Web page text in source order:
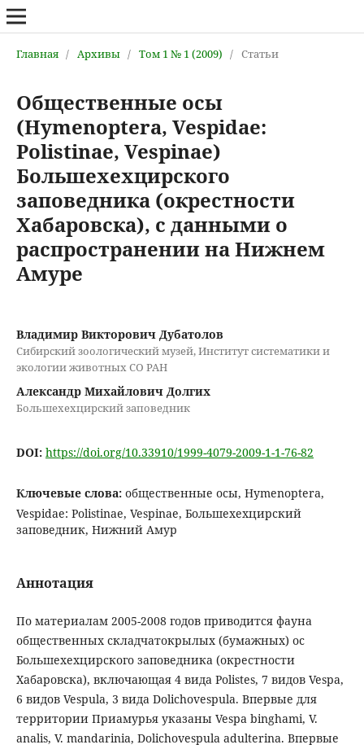
Главная / Архивы / Том 1 № 1 (2009) / Статьи
Общественные осы
(Hymenoptera, Vespidae:
Polistinae, Vespinae)
Большехехцирского
заповедника (окрестности
Хабаровска), с данными о
распространении на Нижнем
Амуре
Владимир Викторович Дубатолов
Сибирский зоологический музей, Институт систематики и
экологии животных СО РАН
Александр Михайлович Долгих
Большехехцирский заповедник
DOI: https://doi.org/10.33910/1999-4079-2009-1-1-76-82
Ключевые слова: общественные осы, Hymenoptera,
Vespidae: Polistinae, Vespinae, Большехехцирский
заповедник, Нижний Амур
Аннотация
По материалам 2005-2008 годов приводится фауна
общественных складчатокрылых (бумажных) ос
Большехехцирского заповедника (окрестности
Хабаровска), включающая 4 вида Polistes, 7 видов Vespa,
6 видов Vespula, 3 вида Dolichovespula. Впервые для
территории Приамурья указаны Vespa binghami, V.
analis, V. mandarinia, Dolichovespula adulterina. Впервые